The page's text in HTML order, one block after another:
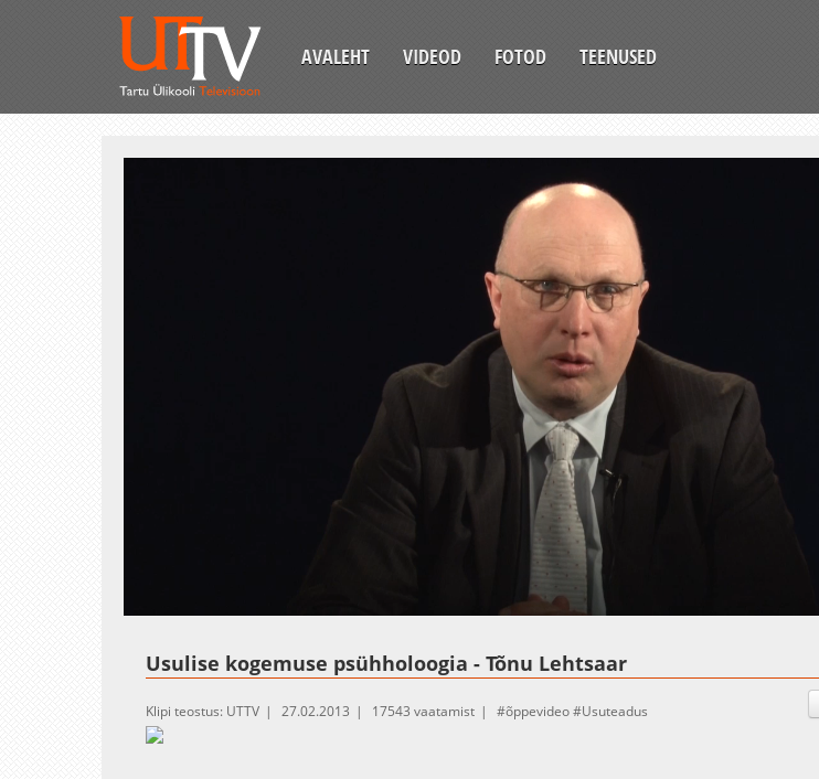
AVALEHT VIDEOD FOTOD TEENUSED
Usulise kogemuse psühholoogia - Tõnu Lehtsaar
Klipi teostus: UTTV 27.02.2013 17543 vaatamist õppevideo Usuteadus